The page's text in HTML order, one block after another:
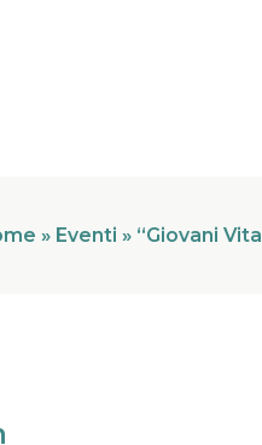
» Eventi » “Giovani
che